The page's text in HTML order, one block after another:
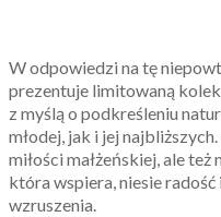
W odpowiedzi na tę
prezentuje limitowaną
z myślą o podkreśleniu
młodej, jak i jej
miłości małżeńskiej, ale
która wspiera, niesie
wzruszenia.